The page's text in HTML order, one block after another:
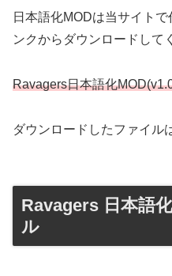
日本語化MODは当サイト
ンクからダウンロードして
Ravagers日本語化
ダウンロードしたファイル
Ravagers 日本語
ル